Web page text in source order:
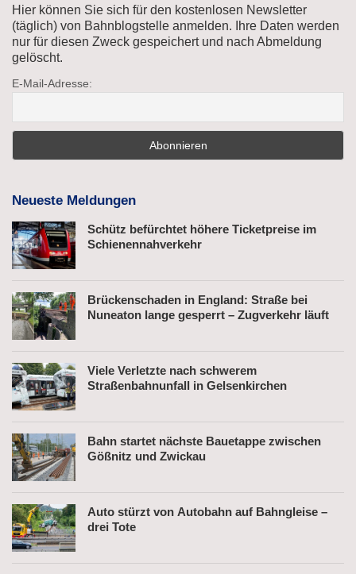
Hier können Sie sich für den kostenlosen Newsletter
(täglich) von Bahnblogstelle anmelden. Ihre Daten werden
nur für diesen Zweck gespeichert und nach Abmeldung
gelöscht.
E-Mail-Adresse:
Neueste Meldungen
Schütz befürchtet höhere Ticketpreise im
Schienennahverkehr
Brückenschaden in England: Straße bei
Nuneaton lange gesperrt – Zugverkehr läuft
Viele Verletzte nach schwerem
Straßenbahnunfall in Gelsenkirchen
Bahn startet nächste Bauetappe zwischen
Gößnitz und Zwickau
Auto stürzt von Autobahn auf Bahngleise –
drei Tote